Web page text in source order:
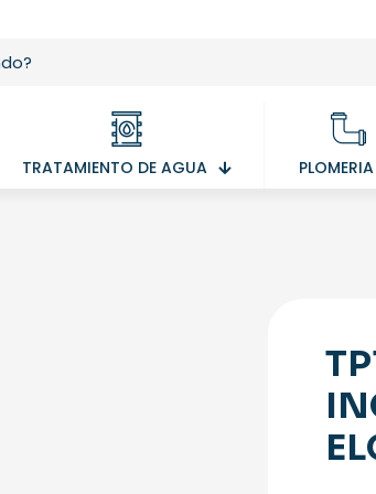
TRATAMIENTO DE AGUA PLOMERIA